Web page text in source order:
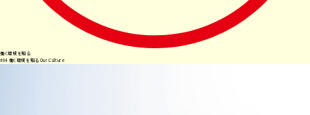
働く環境を知る
#04 働く環境を知る Our Culture